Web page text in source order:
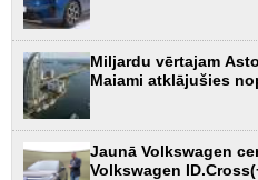
Miljardu vērtajam
Maiami atklājušies
Jaunā Volkswagen
Volkswagen